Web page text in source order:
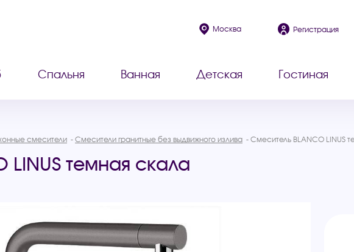
Москва Регистрация
Спальня Ванная Детская Гостиная
смесители Смесители гранитные без выдвижного излива Смеситель BLANCO LINUS
LINUS темная скала